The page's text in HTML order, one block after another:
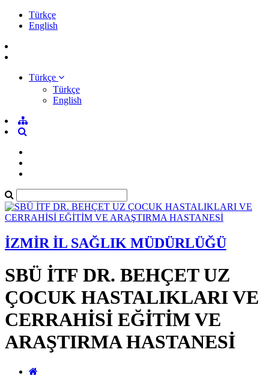
Türkçe
English
Türkçe
Türkçe
English
İZMİR İL SAĞLIK MÜDÜRLÜĞÜ
SBÜ İTF DR. BEHÇET UZ
ÇOCUK HASTALIKLARI VE
CERRAHİSİ EĞİTİM VE
ARAŞTIRMA HASTANESİ